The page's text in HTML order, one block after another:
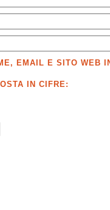
EMAIL E SITO WEB
IN CIFRE: